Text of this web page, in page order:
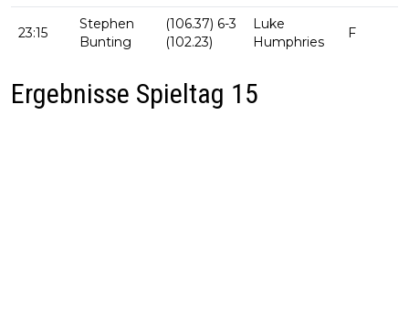
23:15
Stephen
Bunting
(106.37) 6-3
(102.23)
Luke
Humphries
F
Ergebnisse Spieltag 15